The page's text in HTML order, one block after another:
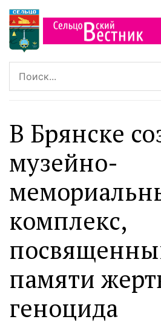
В Брянске
музейно-
комплекс,
памяти
геноцида